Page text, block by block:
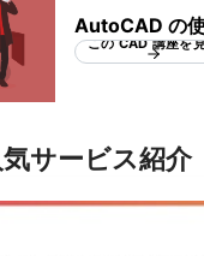
AutoCAD の
この CAD 講座を
サービス紹介